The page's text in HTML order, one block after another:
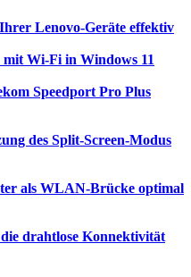
Lenovo-Geräte effektiv
Wi-Fi in Windows 11
Speedport Pro Plus
des Split-Screen-Modus
als WLAN-Brücke optimal
drahtlose Konnektivität